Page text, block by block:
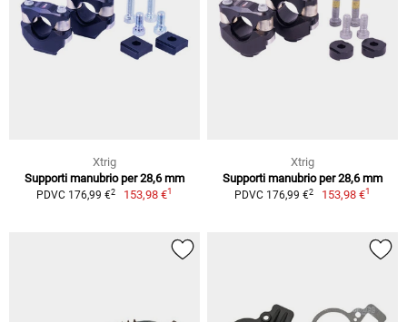
Xtrig
Supporti manubrio per 28,6 mm
PDVC 176,99 €2 153,98 €1
Xtrig
Supporti manubrio per 28,6 mm
PDVC 176,99 €2 153,98 €1